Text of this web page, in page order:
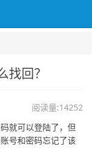
回？
阅读量:14252
就可以登陆了，但
号和密码忘记了该